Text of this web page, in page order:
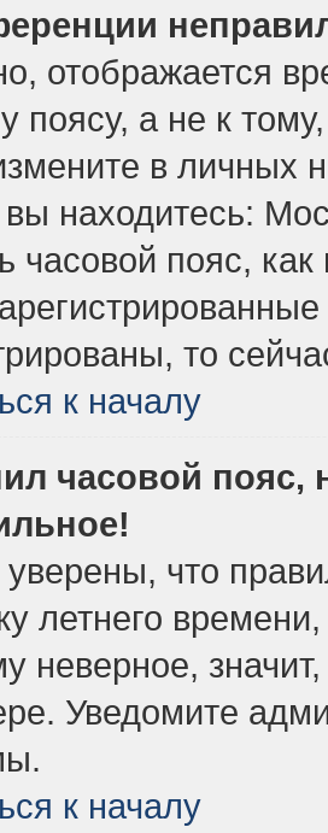
отображается
поясу, а не к
в личных
находитесь:
часовой пояс,
то
к началу
часовой пояс,
что
летнего
неверное,
Уведомите
к началу